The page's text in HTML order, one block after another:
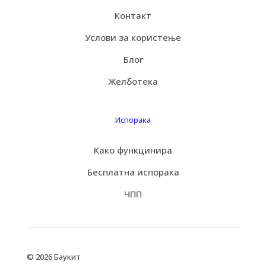
Контакт
Услови за користење
Блог
Желботека
Испорака
Како функцинира
Бесплатна испорака
ЧПП
© 2026 Баукит